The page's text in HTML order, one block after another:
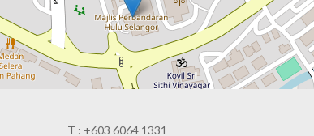
T : +603 6064 1331